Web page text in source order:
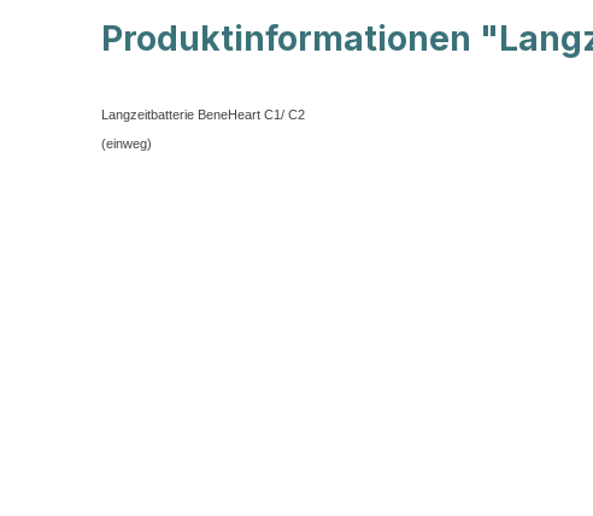
Produktinformationen
Langzeitbatterie BeneHeart C1/ C2
(einweg)